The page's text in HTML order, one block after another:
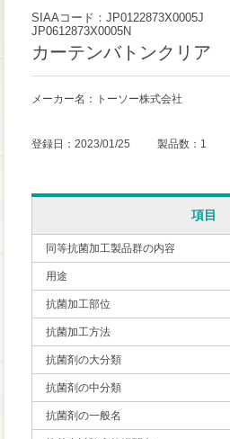
SIAAコード：JP0122873X0005J
JP0612873X0005N
カーテンバトンクリア
メーカー名：トーソー株式会社
登録日：2023/01/25 製品数：1
項目
同等抗菌加工製品群の内容
用途
抗菌加工部位
抗菌加工方法
抗菌剤の大分類
抗菌剤の中分類
抗菌剤の一般名